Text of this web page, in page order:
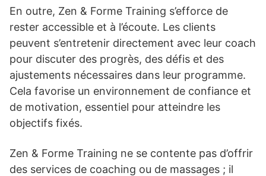
En outre, Zen & Forme Training s’efforce de
rester accessible et à l’écoute. Les clients
peuvent s’entretenir directement avec leur coach
pour discuter des progrès, des défis et des
ajustements nécessaires dans leur programme.
Cela favorise un environnement de confiance et
de motivation, essentiel pour atteindre les
objectifs fixés.
Zen & Forme Training ne se contente pas d’offrir
des services de coaching ou de massages ; il